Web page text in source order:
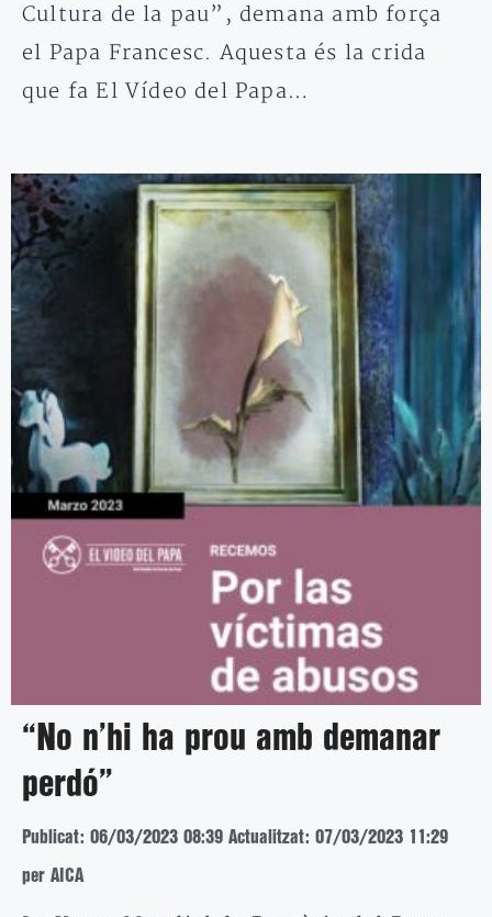
Cultura de la pau”, demana amb força
el Papa Francesc. Aquesta és la crida
que fa El Vídeo del Papa…
“No n’hi ha prou amb demanar
perdó”
Publicat: 06/03/2023 08:39 Actualitzat: 07/03/2023 11:29
per AICA